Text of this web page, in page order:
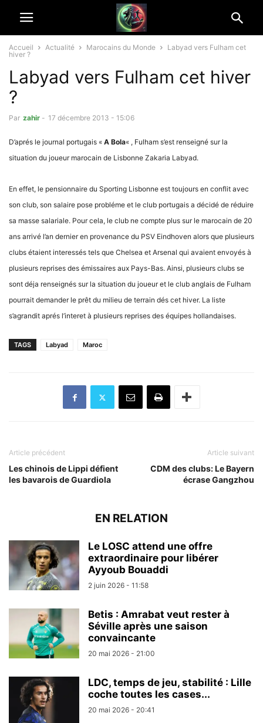
Accueil Actualité Marocains du Monde
Labyad vers Fulham cet
hiver ?
Labyad vers Fulham cet hiver
?
Par zahir - 17 décembre 2013 - 15:06
D’aprés le journal portugais « A Bola« , Fulham s’est renseigné sur la
situation du joueur marocain de Lisbonne Zakaria Labyad.
En effet, le pensionnaire du Sporting Lisbonne est toujours en conflit avec
son club, son salaire pose probléme et le club portugais a décidé de réduire
sa masse salariale. Pour cela, le club ne compte plus sur le marocain de 20
ans arrivé l’an dernier en provenance du PSV Eindhoven alors que plusieurs
clubs étaient interessés tels que Chelsea et Arsenal qui avaient envoyés à
plusieurs reprises des émissaires aux Pays-Bas. Ainsi, plusieurs clubs se
sont déja renseignés sur la situation du joueur et le club anglais de Fulham
pourrait demander le prêt du milieu de terrain dés cet hiver. La liste
s’agrandit aprés l’interet à plusieurs reprises des équipes hollandaises.
TAGS Labyad Maroc
Article précédent
Les chinois de Lippi défient
les bavarois de Guardiola
Article suivant
CDM des clubs: Le Bayern
écrase Gangzhou
EN RELATION
Le LOSC attend une offre
extraordinaire pour libérer
Ayyoub Bouaddi
2 juin 2026 - 11:58
Betis : Amrabat veut rester à
Séville après une saison
convaincante
20 mai 2026 - 21:00
LDC, temps de jeu, stabilité : Lille
coche toutes les cases...
20 mai 2026 - 20:41